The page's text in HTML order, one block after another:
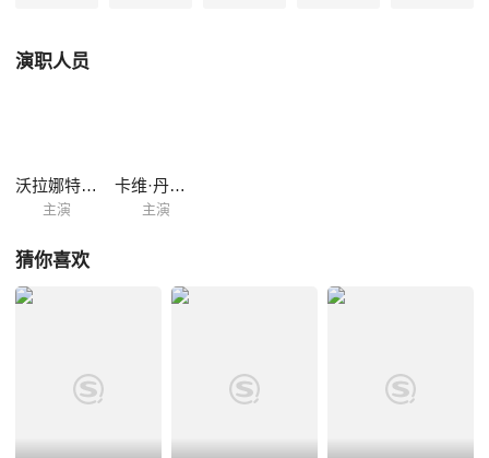
演职人员
沃拉娜特·旺萨莞
主演
卡维·丹扎拉岚
主演
猜你喜欢